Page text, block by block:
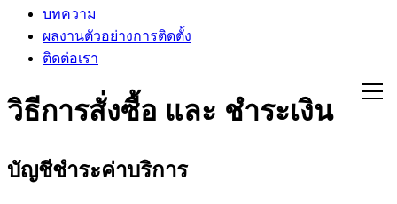
บทความ
ผลงานตัวอย่างการติดตั้ง
ติดต่อเรา
วิธีการสั่งซื้อ และ ชำระเงิน
บัญชีชำระค่าบริการ